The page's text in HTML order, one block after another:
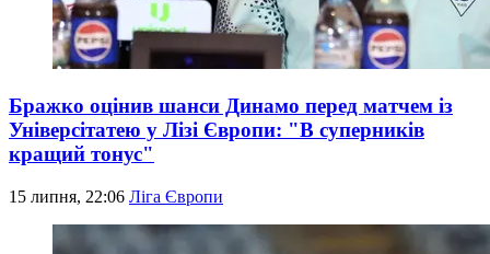
Бражко оцінив шанси Динамо перед матчем із
Універсітатею у Лізі Європи: "В суперників
кращий тонус"
15 липня, 22:06 Ліга Європи